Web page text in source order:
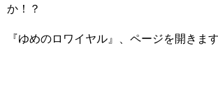
か！？
『ゆめのロワイヤル』、ページを開きます